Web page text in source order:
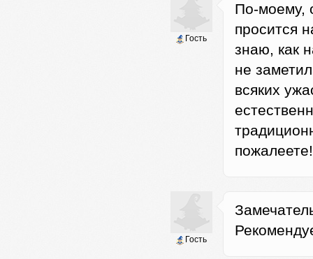
Гость
По-моему,
просится
знаю, как
не
всяких
пожалеете!
Гость